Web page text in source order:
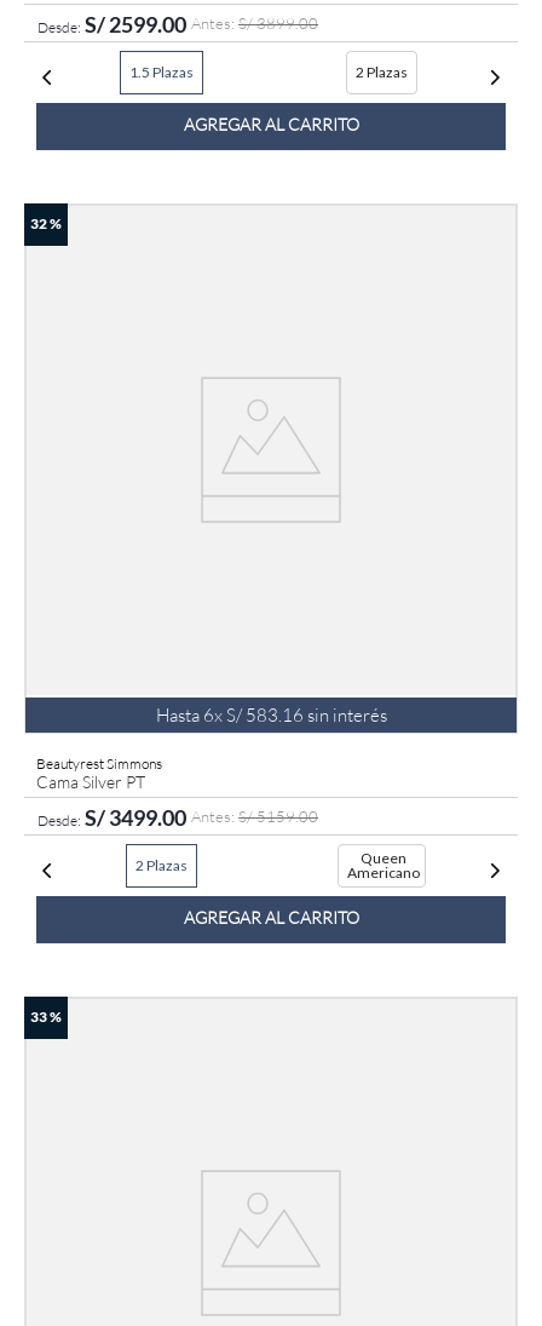
S/2599.00 S/3899.00
1.5 Plazas 2 Plazas
AGREGAR AL CARRITO
32 %
Hasta 6xS/ 583 16 sin interés
Beautyrest Simmons
Cama Silver PT
S/3499.00 S/5159.00
2 Plazas
Queen
Americano
AGREGAR AL CARRITO
33 %